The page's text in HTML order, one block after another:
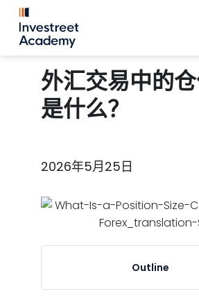
外汇交易中的
是什么？
2026年5月25日
Outline